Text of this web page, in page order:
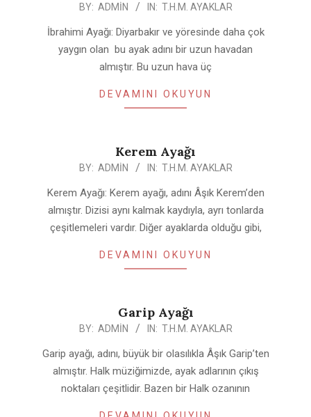
04-
BY: ADMIN IN: T.H.M. AYAKLAR
İbrahimi Ayağı: Diyarbakır ve yöresinde daha çok
yaygın olan bu ayak adını bir uzun havadan
almıştır. Bu uzun hava üç
DEVAMINI OKUYUN
Kerem Ayağı
BY: ADMIN IN: T.H.M. AYAKLAR
Kerem Ayağı: Kerem ayağı, adını Âşık Kerem’den
almıştır. Dizisi aynı kalmak kaydıyla, ayrı tonlarda
çeşitlemeleri vardır. Diğer ayaklarda olduğu gibi,
DEVAMINI OKUYUN
Garip Ayağı
BY: ADMIN IN: T.H.M. AYAKLAR
Garip ayağı, adını, büyük bir olasılıkla Âşık Garip’ten
almıştır. Halk müziğimizde, ayak adlarının çıkış
noktaları çeşitlidir. Bazen bir Halk ozanının